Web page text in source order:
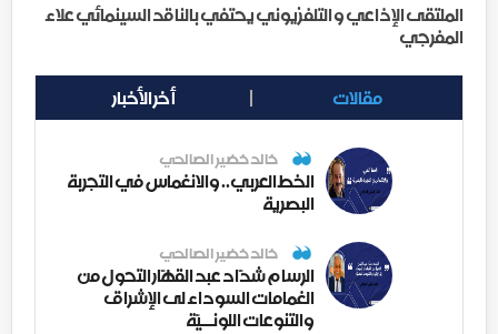
الملتقى الإذاعي و التلفزيوني يحتفي بالناقد السينمائي علاء
المفرجي
مقالات أخر الأخبار
خالد خضير الصالحي
الخط العربي.. والانغماس في التجربة
البصرية
خالد خضير الصالحي
الرسام شدّاد عبد القهّار التحول من
الغمامات السوداء لى الإشراق
والتنوعات اللونــيّة